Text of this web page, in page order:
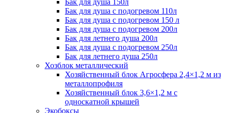
Бак для душа с подогревом 110л
Бак для душа с подогревом 150 л
Бак для душа с подогревом 200л
Бак для летнего душа 200л
Бак для душа с подогревом 250л
Бак для летнего душа 250л
Хозблок металлический
Хозяйственный блок Агросфера 2,4×1,2 м из
металлопрофиля
Хозяйственный блок 3,6×1,2 м с
односкатной крышей
Экобоксы